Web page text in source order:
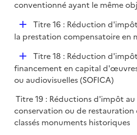
l
r
conventionné ayant le même
D
é
i
e
Titre 16 : Réduction
la prestation compensatoire en
D
é
p
i
e
r
Titre 18 : Réduction
financement en capital
ou audiovisuelles (SOFICA)
Titre 19 : Réductions d'impôt
conservation ou de
classés monuments historiques